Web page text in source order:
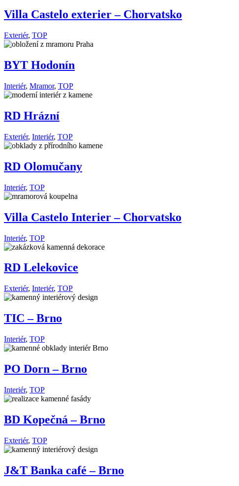
Villa Castelo exterier – Chorvatsko
Exteriér, TOP
BYT Hodonín
Interiér, Mramor, TOP
RD Hrázní
Exteriér, Interiér, TOP
RD Olomučany
Interiér, TOP
Villa Castelo Interier – Chorvatsko
Interiér, TOP
RD Lelekovice
Exteriér, Interiér, TOP
TIC – Brno
Interiér, TOP
PO Dorn – Brno
Interiér, TOP
BD Kopečná – Brno
Exteriér, TOP
J&T Banka café – Brno